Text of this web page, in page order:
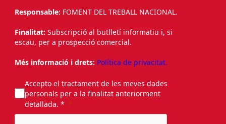
Responsable: FOMENT DEL TREBALL NACIONAL.
Finalitat: Subscripció al butlletí informatiu i, si
escau, per a prospecció comercial.
Més informació i drets: Política de privacitat.
Accepto el tractament de les meves dades
personals per a la finalitat anteriorment
detallada. *